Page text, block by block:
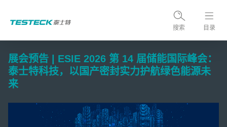
搜索 目录
展会预告 | ESIE 2026 第 14 届储能国际峰会：
泰士特科技，以国产密封实力护航绿色能源未
来